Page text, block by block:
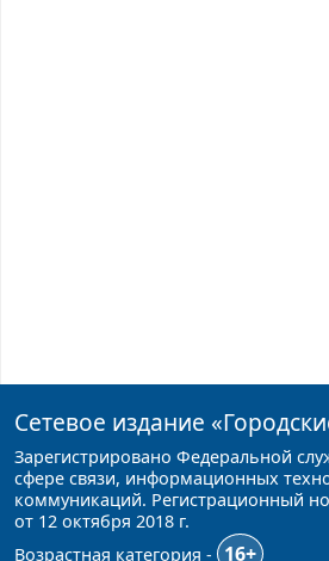
Сетевое издание
Зарегистрировано Федеральной
сфере связи, информационных
коммуникаций. Регистрационный
от 12 октября 2018 г.
Возрастная категория -
16+